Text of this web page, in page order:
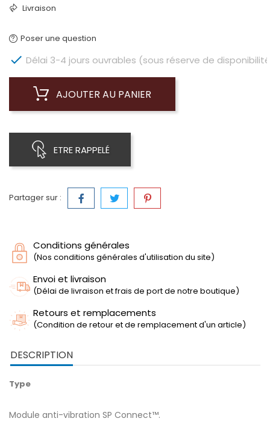
Livraison
Poser une question
 Délai 3-4 jours ouvrables (sous réserve de
AJOUTER AU PANIER
ETRE RAPPELÉ
Partager sur :
Conditions générales
(Nos conditions générales d'utilisation du site)
Envoi et livraison
(Délai de livraison et frais de port de notre boutique)
Retours et remplacements
(Condition de retour et de remplacement d'un article)
DESCRIPTION
Type
Module anti-vibration SP Connect™.